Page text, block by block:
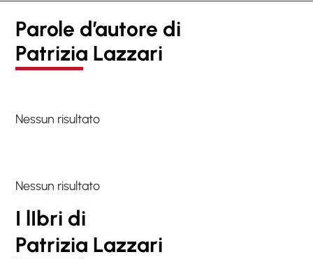
Parole d’autore di
Patrizia Lazzari
Nessun risultato
Nessun risultato
I lIbri di
Patrizia Lazzari